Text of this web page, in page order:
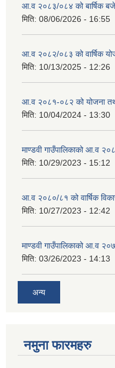
आ.व २०८३/०८४ को बार्षिक
मिति: 08/06/2026 - 16:55
आ.व २०८२/०८३ को वार्षिक
मिति: 10/13/2025 - 12:26
आ.व २०८१-०८२ को योजना
मिति: 10/04/2024 - 13:30
माण्डवी गाउँपालिकाको आ.व
मिति: 10/29/2023 - 15:12
आ.व २०८०/८१ को वार्षिक
मिति: 10/27/2023 - 12:42
माण्डवी गाउँपालिकाको आ.व
मिति: 03/26/2023 - 14:13
अन्य
नमुना फारमहरु